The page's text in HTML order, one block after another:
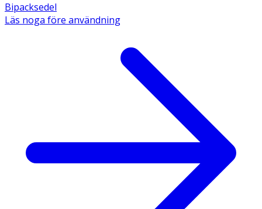
Bipacksedel
Läs noga före användning